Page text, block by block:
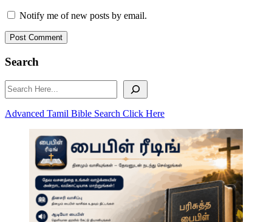
Notify me of new posts by email.
Post Comment
Search
Search
Advanced Tamil Bible Search Click Here